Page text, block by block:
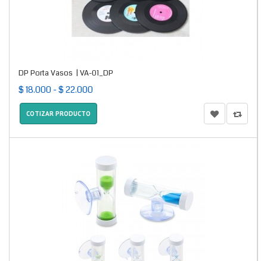
DP Porta Vasos | VA-01_DP
$ 18.000 - $ 22.000
COTIZAR PRODUCTO